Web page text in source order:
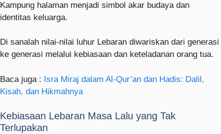
Kampung halaman menjadi simbol akar budaya dan
identitas keluarga.
Di sanalah nilai-nilai luhur Lebaran diwariskan dari generasi
ke generasi melalui kebiasaan dan keteladanan orang tua.
Baca juga : Isra Miraj dalam Al-Qur’an dan Hadis: Dalil,
Kisah, dan Hikmahnya
Kebiasaan Lebaran Masa Lalu yang Tak
Terlupakan